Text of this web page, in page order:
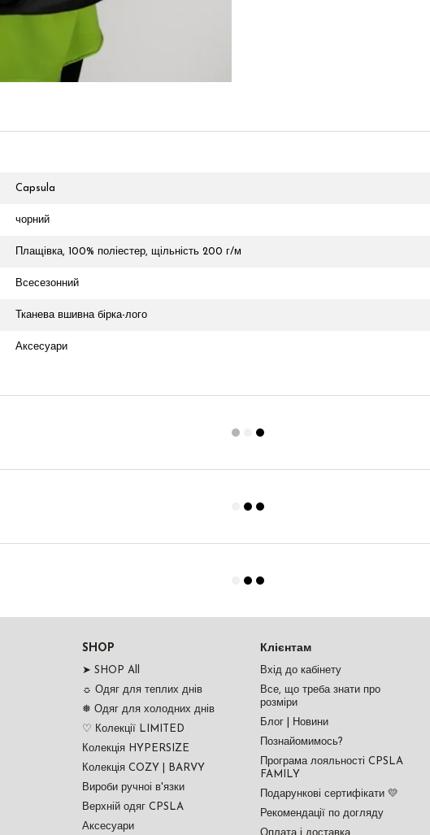
Capsula
чорний
Плащівка, 100% поліестер, щільність 200 г/м
Всесезонний
Тканева вшивна бірка-лого
Аксесуари
SHOP
➤ SHOP All
☼ Одяг для теплих днів
❅ Одяг для холодних днів
♡ Колекції LIMITED
Колекція HYPERSIZE
Колекція COZY | BARVY
Вироби ручноі в'язки
Верхній одяг CPSLA
Аксесуари
Клієнтам
Вхід до кабінету
Все, що треба знати про
розміри
Блог | Новини
Познайомимось?
Програма лояльності CPSLA
FAMILY
Подарункові сертифікати 💛
Рекомендації по догляду